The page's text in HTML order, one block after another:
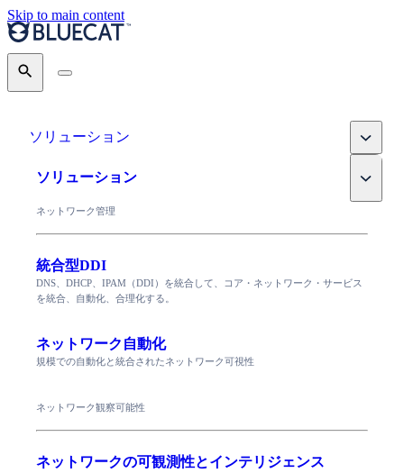
Skip to main content
Search
ソリューション
ソリューション
ネットワーク管理
統合型DDI
DNS、DHCP、IPAM（DDI）を統合して、コア・ネットワーク・サービス
を統合、自動化、合理化する。
ネットワーク自動化
規模での自動化と統合されたネットワーク可視性
ネットワーク観察可能性
ネットワークの可観測性とインテリジェンス